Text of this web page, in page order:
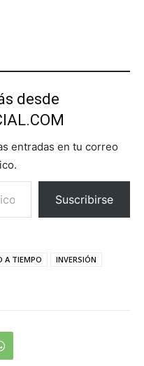
desde
entradas en tu correo
Suscribirse
A TIEMPO
INVERSIÓN